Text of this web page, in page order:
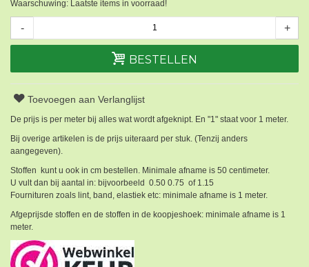
Waarschuwing: Laatste items in voorraad!
- +
BESTELLEN
Toevoegen aan Verlanglijst
De prijs is per meter bij alles wat wordt afgeknipt. En "1" staat voor 1 meter.
Bij overige artikelen is de prijs uiteraard per stuk. (Tenzij anders
aangegeven).
Stoffen kunt u ook in cm bestellen. Minimale afname is 50 centimeter.
U vult dan bij aantal in: bijvoorbeeld 0.50 0.75 of 1.15
Fournituren zoals lint, band, elastiek etc: minimale afname is 1 meter.
Afgeprijsde stoffen en de stoffen in de koopjeshoek: minimale afname is 1
meter.